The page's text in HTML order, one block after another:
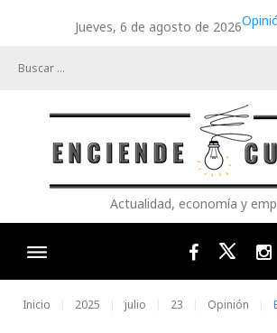
Jueves, 6 de agosto de 2026
Actualidad, economía y
FacebookTwitter
Inicio 2025 julio 23 Opinión